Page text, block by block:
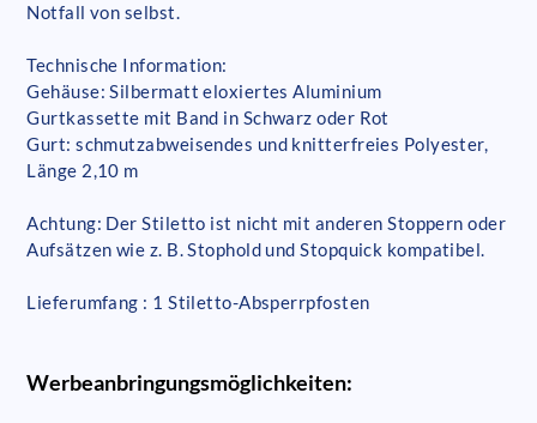
Notfall von selbst.
Technische Information:
Gehäuse: Silbermatt eloxiertes Aluminium
Gurtkassette mit Band in Schwarz oder Rot
Gurt: schmutzabweisendes und knitterfreies Polyester,
Länge 2,10 m
Achtung: Der Stiletto ist nicht mit anderen Stoppern oder
Aufsätzen wie z. B. Stophold und Stopquick kompatibel.
Lieferumfang : 1 Stiletto-Absperrpfosten
Werbeanbringungsmöglichkeiten: